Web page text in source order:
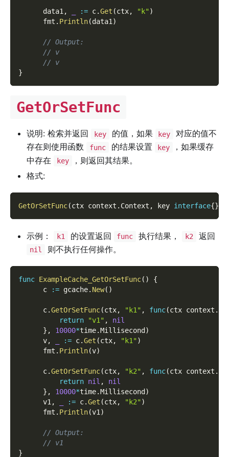
      data1
, := c.Get (ctx, "k")
      fmt
. Println(data1)
// Output:
// v
// v
}
GetOrSetFunc
说明: 检索并返回 key 的值，如果 key
对应的值不
存在则使用函数
func 的结果设置 key
，如果缓存
中存在
key
，则返回其结果。
格式:
GetOrSetFunc(ctx context . Context , key interface{}
示例： k1 的设置返回 func 执行结果， k2 返回
nil 则不执行任何操作。
func ExampleCache_GetOrSetFunc( )
{
      c
:= gcache. New( )
      c
.GetOrSetFunc(ctx, "k1" , func(ctx context .
return
"v1" ,
nil
} , 10000*time.Millisecond )
      v
, := c.Get (ctx, "k1")
      fmt
. Println(v)
      c
.GetOrSetFunc(ctx, "k2" , func(ctx context .
return nil ,
nil
} , 10000*time.Millisecond )
      v1
, := c.Get (ctx, "k2")
      fmt
. Println(v1 )
// Output:
// v1
}